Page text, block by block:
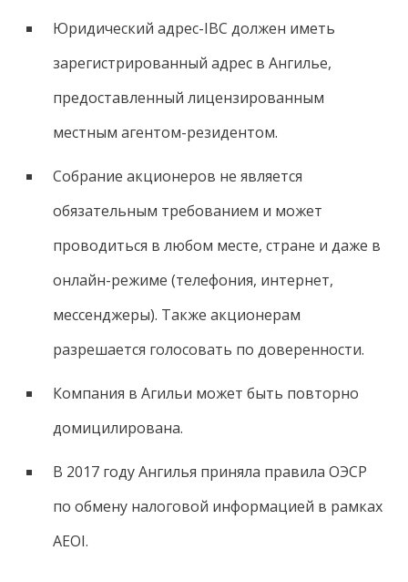
Юридический адрес-IBC должен иметь
зарегистрированный адрес в Ангилье,
предоставленный лицензированным
местным агентом-резидентом.
Собрание акционеров не является
обязательным требованием и может
проводиться в любом месте, стране и даже в
онлайн-режиме (телефония, интернет,
мессенджеры). Также акционерам
разрешается голосовать по доверенности.
Компания в Агильи может быть повторно
домицилирована.
В 2017 году Ангилья приняла правила ОЭСР
по обмену налоговой информацией в рамках
AEOI.